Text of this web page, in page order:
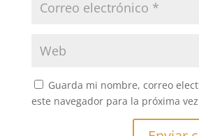
Guarda mi nombre, correo
este navegador para la próxima